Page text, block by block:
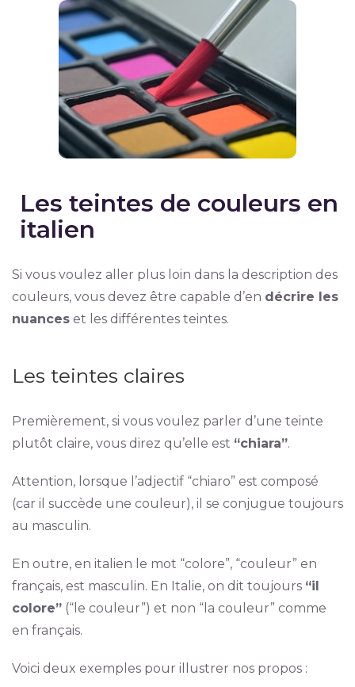
Les teintes de couleurs en
italien
Si vous voulez aller plus loin dans la description des
couleurs, vous devez être capable d’en décrire les
nuanceset les différentes teintes.
Les teintes claires
Premièrement, si vous voulez parler d’une teinte
plutôt claire, vous direz qu’elle est “chiara”.
Attention, lorsque l’adjectif “chiaro” est composé
(car il succède une couleur), il se conjugue toujours
au masculin.
En outre, en italien le mot “colore”, “couleur” en
français, est masculin. En Italie, on dit toujours “il
colore”(“le couleur”) et non “la couleur” comme
en français.
Voici deux exemples pour illustrer nos propos :